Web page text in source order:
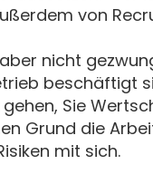
von
nicht
beschäftigt
Sie
Grund die
mit sich.